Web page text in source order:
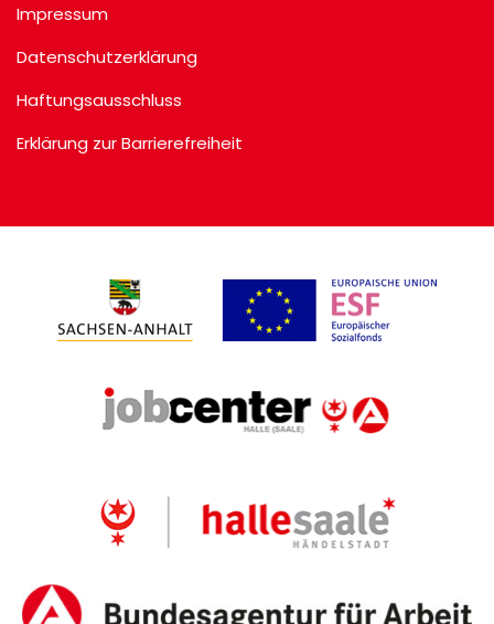
Impressum
Haftungsausschluss
Datenschutzerklärung
Erklärung zur Barrierefreiheit